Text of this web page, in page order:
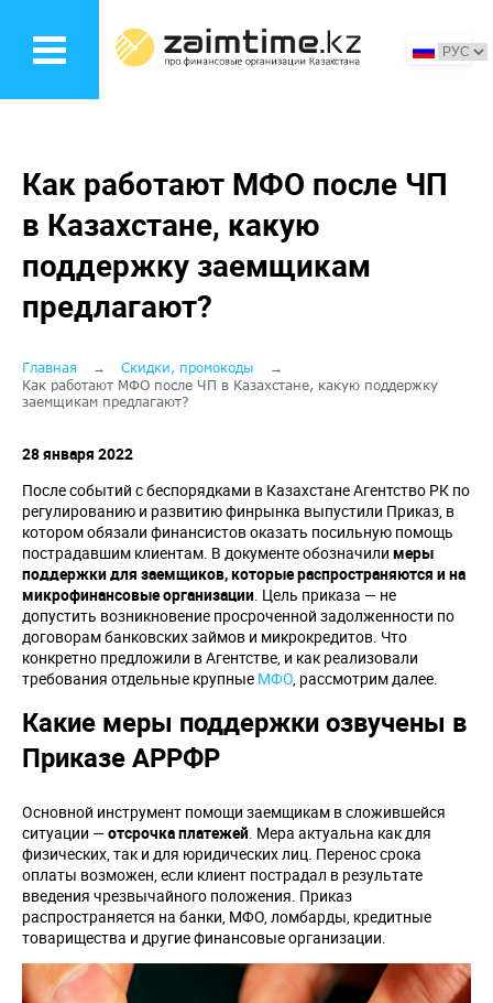
основному
Как работают МФО после ЧП
в Казахстане, какую
поддержку заемщикам
предлагают?
Строка
навигации
Главная
Скидки, промокоды
Как работают МФО после ЧП в Казахстане, какую поддержку
заемщикам предлагают?
28 января 2022
После событий с беспорядками в Казахстане Агентство РК по
регулированию и развитию финрынка выпустили Приказ, в
котором обязали финансистов оказать посильную помощь
пострадавшим клиентам. В документе обозначили меры
поддержки для заемщиков, которые распространяются и на
микрофинансовые организации. Цель приказа — не
допустить возникновение просроченной задолженности по
договорам банковских займов и микрокредитов. Что
конкретно предложили в Агентстве, и как реализовали
требования отдельные крупные МФО, рассмотрим далее.
Какие меры поддержки озвучены в
Приказе АРРФР
Основной инструмент помощи заемщикам в сложившейся
ситуации — отсрочка платежей. Мера актуальна как для
физических, так и для юридических лиц. Перенос срока
оплаты возможен, если клиент пострадал в результате
введения чрезвычайного положения. Приказ
распространяется на банки, МФО, ломбарды, кредитные
товарищества и другие финансовые организации.